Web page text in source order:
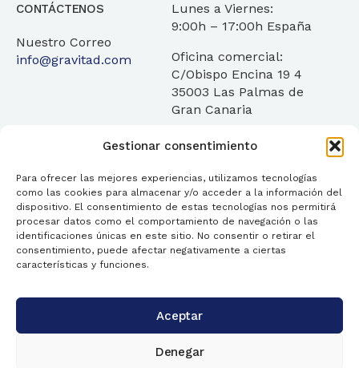
Gestionar consentimiento
Para ofrecer las mejores experiencias, utilizamos tecnologías
como las cookies para almacenar y/o acceder a la información del
dispositivo. El consentimiento de estas tecnologías nos permitirá
procesar datos como el comportamiento de navegación o las
identificaciones únicas en este sitio. No consentir o retirar el
consentimiento, puede afectar negativamente a ciertas
características y funciones.
Aceptar
Denegar
CONTÁCTENOS
Nuestro Correo
info@gravitad.com
Lunes a Viernes:
9:00h – 17:00h España
Oficina comercial:
C/Obispo Encina 19 4
35003 Las Palmas de
Gran Canaria
Servicios ¿Quienes Somos? Transparencia
Blog Contáctanos FAQ
Política de privacidad
Política de cookies